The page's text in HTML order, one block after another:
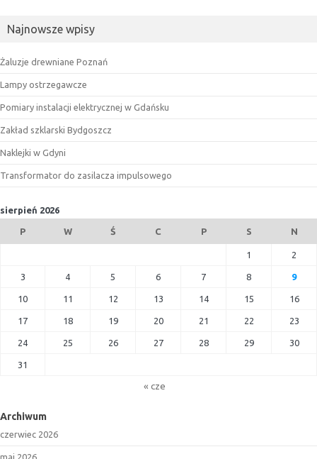
Najnowsze wpisy
Żaluzje drewniane Poznań
Lampy ostrzegawcze
Pomiary instalacji elektrycznej w Gdańsku
Zakład szklarski Bydgoszcz
Naklejki w Gdyni
Transformator do zasilacza impulsowego
sierpień 2026
P W Ś C P S N
1 2
3 4 5 6 7 8 9
10 11 12 13 14 15 16
17 18 19 20 21 22 23
24 25 26 27 28 29 30
31
« cze
Archiwum
czerwiec 2026
maj 2026